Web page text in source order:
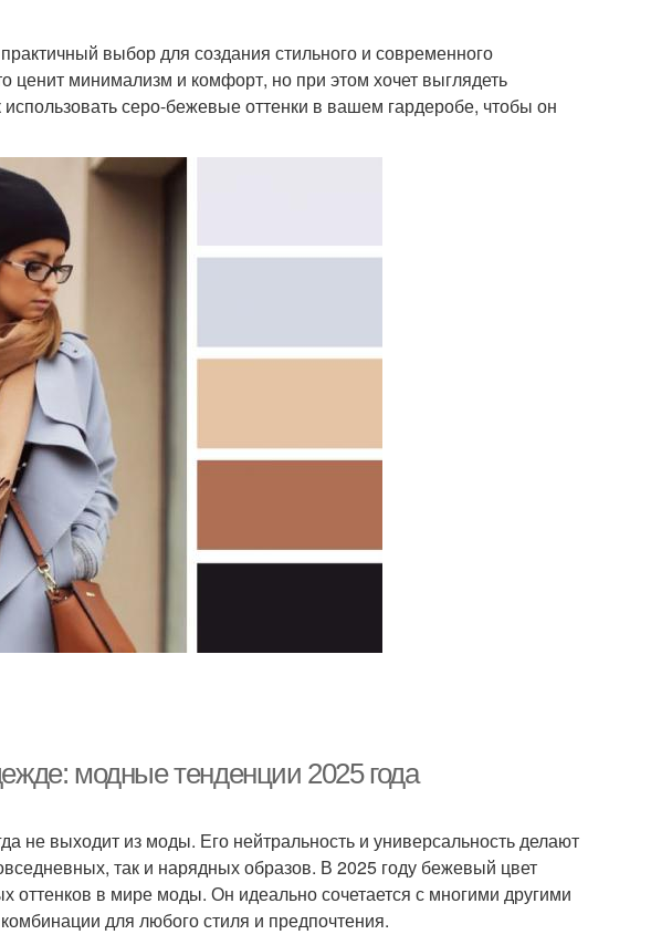
выбор для создания стильного и современного
ценит минимализм и комфорт, но при этом хочет выглядеть
серо-бежевые оттенки в вашем гардеробе, чтобы он
модные тенденции 2025 года
не выходит из моды. Его нейтральность и универсальность делают
так и нарядных образов. В 2025 году бежевый цвет
в мире моды. Он идеально сочетается с многими другими
для любого стиля и предпочтения.